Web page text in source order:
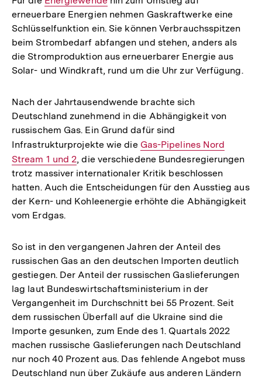
Link:
erneuerbare Energien nehmen Gaskraftwerke eine
Schlüsselfunktion ein. Sie können Verbrauchsspitzen
beim Strombedarf abfangen und stehen, anders als
die Stromproduktion aus erneuerbarer Energie aus
Solar- und Windkraft, rund um die Uhr zur Verfügung.
Nach der Jahrtausendwende brachte sich
Deutschland zunehmend in die Abhängigkeit von
russischem Gas. Ein Grund dafür sind
Infrastrukturprojekte wie die Interner
Link:
Gas-Pipelines Nord
Stream 1 und 2, die verschiedene Bundesregierungen
trotz massiver internationaler Kritik beschlossen
hatten. Auch die Entscheidungen für den Ausstieg aus
der Kern- und Kohleenergie erhöhte die Abhängigkeit
vom Erdgas.
So ist in den vergangenen Jahren der Anteil des
russischen Gas an den deutschen Importen deutlich
gestiegen. Der Anteil der russischen Gaslieferungen
lag laut Bundeswirtschaftsministerium in der
Vergangenheit im Durchschnitt bei 55 Prozent. Seit
dem russischen Überfall auf die Ukraine sind die
Importe gesunken, zum Ende des 1. Quartals 2022
machen russische Gaslieferungen nach Deutschland
nur noch 40 Prozent aus. Das fehlende Angebot muss
Deutschland nun über Zukäufe aus anderen Ländern